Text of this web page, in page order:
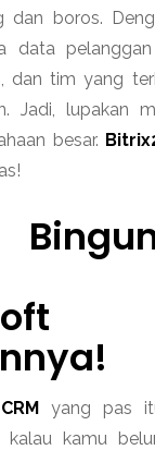
dan boros.
data
dan tim yang
Jadi, lupakan
besar.
yang pas
kalau kamu